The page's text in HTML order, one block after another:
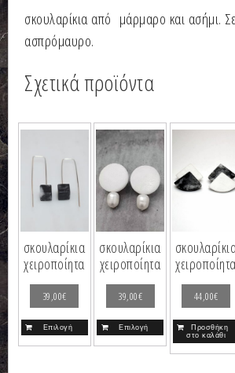
σκουλαρίκια από μάρμαρο και ασήμι.
ασπρόμαυρο.
Σχετικά προϊόντα
σκουλαρίκια
χειροποίητα
39,00€
Επιλογή
σκουλαρίκια
χειροποίητα
39,00€
Επιλογή
44,00€
Προσθήκη
στο καλάθι